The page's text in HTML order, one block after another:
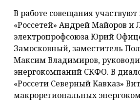
В работе совещания
«Россетей» Андрей Майоров и
электропрофсоюза Юрий
Замосковный, заместитель
Максим Владимиров,
энергокомпаний СКФО. В
«Россети Северный Кавказ»
макрорегиональных